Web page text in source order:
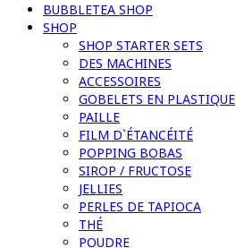
BUBBLETEA SHOP
SHOP
SHOP STARTER SETS
DES MACHINES
ACCESSOIRES
GOBELETS EN PLASTIQUE
PAILLE
FILM D`ÉTANCÉITÉ
POPPING BOBAS
SIROP / FRUCTOSE
JELLIES
PERLES DE TAPIOCA
THÉ
POUDRE